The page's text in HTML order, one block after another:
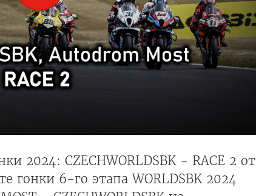
2024: CZECHWORLDSBK - RACE 2 от
гонки 6-го этапа WORLDSBK 2024